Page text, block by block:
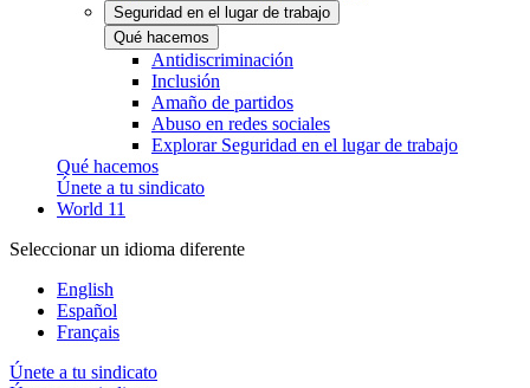
Seguridad en el lugar de trabajo
Qué hacemos
Antidiscriminación
Inclusión
Amaño de partidos
Abuso en redes sociales
Explorar Seguridad en el lugar de trabajo
Qué hacemos
Únete a tu sindicato
World 11
Seleccionar un idioma diferente
English
Español
Français
Únete a tu sindicato